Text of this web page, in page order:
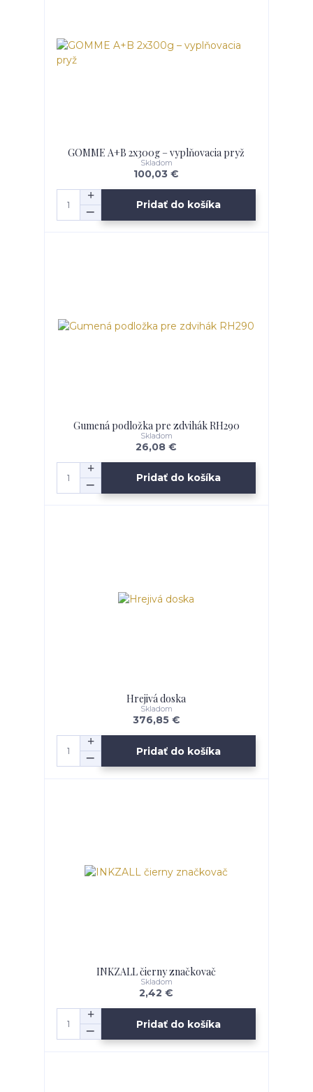
GOMME A+B 2x300g – vyplňovacia pryž
100,03 €
Skladom
Pridať do košíka
Gumená podložka pre zdvihák RH290
26,08 €
Skladom
Pridať do košíka
Hrejivá doska
376,85 €
Skladom
Pridať do košíka
INKZALL čierny značkovač
2,42 €
Skladom
Pridať do košíka